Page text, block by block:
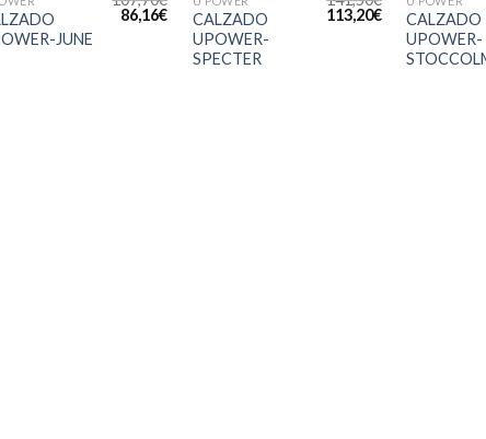
JUNE
86,16€
CALZADO
UPOWER-
SPECTER
113,20€
CALZADO
UPOWER-